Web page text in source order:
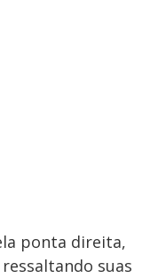
ponta direita,
suas